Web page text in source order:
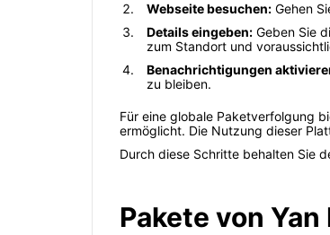
Webseite besuchen: Gehen
Details eingeben: Geben Sie
zum Standort und
Benachrichtigungen
zu bleiben.
Für eine globale Paketverfolgung
ermöglicht. Die Nutzung dieser
Durch diese Schritte behalten Sie
Pakete von